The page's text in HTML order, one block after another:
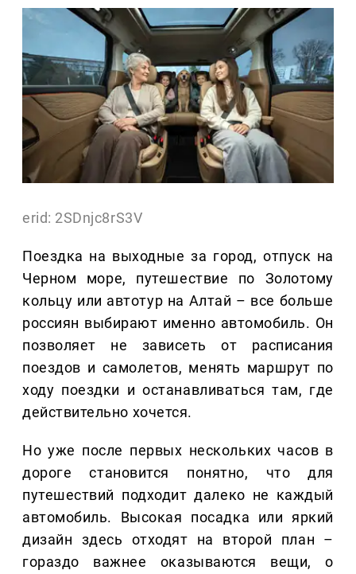
erid: 2SDnjc8rS3V
Поездка на выходные за город, отпуск на
Черном море, путешествие по Золотому
кольцу или автотур на Алтай – все больше
россиян выбирают именно автомобиль. Он
позволяет не зависеть от расписания
поездов и самолетов, менять маршрут по
ходу поездки и останавливаться там, где
действительно хочется.
Но уже после первых нескольких часов в
дороге становится понятно, что для
путешествий подходит далеко не каждый
автомобиль. Высокая посадка или яркий
дизайн здесь отходят на второй план –
гораздо важнее оказываются вещи, о